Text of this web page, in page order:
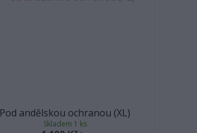
Pod andělskou ochranou (XL)
Skladem 1 ks